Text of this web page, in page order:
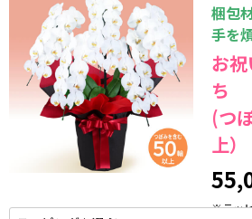
梱包
手を
お
ち
(つ
上）
※ラッ